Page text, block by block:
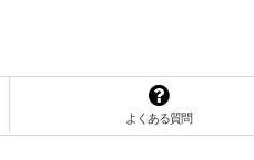
よくある質問